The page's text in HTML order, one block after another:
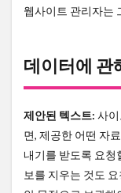
웹사이트 관리자는
데이터에 관
제안된 텍스트: 사
면, 제공한 어떤 자
내기를 받도록 요청
보를 지우는 것도